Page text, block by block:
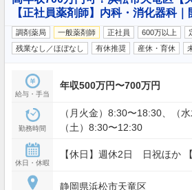
【正社員薬剤師】内科・消化器科
調剤薬局 一般薬剤師 正社員 600万以上
残業なし／ほぼなし
有休推奨 産休・育休
給与・手当
年収500万円〜700万円
勤務時間
（月火金）8:30〜18:30、（
（土）8:30〜12:30
休日・休暇
【休日】週休2日 日祝ほか
静岡県浜松市天竜区